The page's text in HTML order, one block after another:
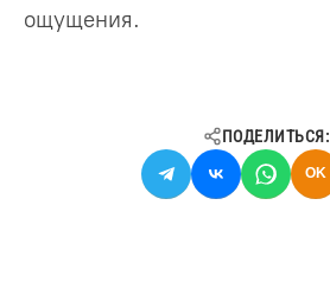
ощущения.
ПОДЕЛИТЬСЯ:
OK